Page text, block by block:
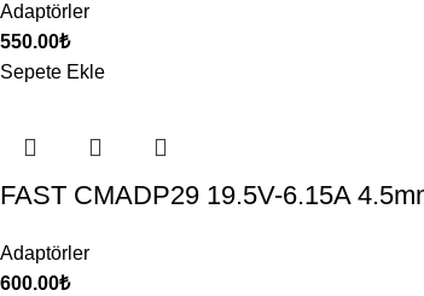
Adaptörler
550.00₺
Sepete Ekle
FAST CMADP29 19.5V-6.15A
Adaptörler
600.00₺